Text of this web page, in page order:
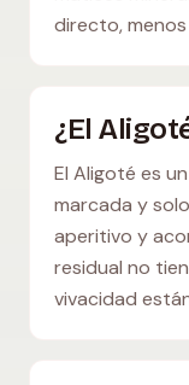
directo,
¿El
El Aligoté es
marcada y
aperitivo y
residual no
vivacidad